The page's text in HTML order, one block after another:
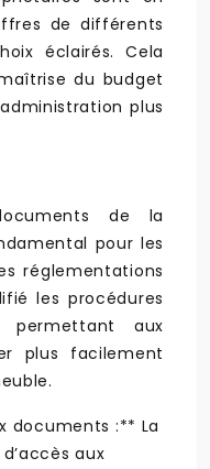
de différents
éclairés. Cela
du budget
plus
de la
pour les
réglementations
les procédures
permettant aux
plus facilement
documents :** La
aux